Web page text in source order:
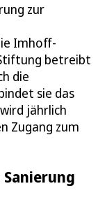
zur
Imhoff-
betreibt
die
sie das
jährlich
Zugang zum
Sanierung